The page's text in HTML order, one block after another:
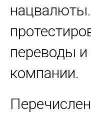
переводы и
компании.